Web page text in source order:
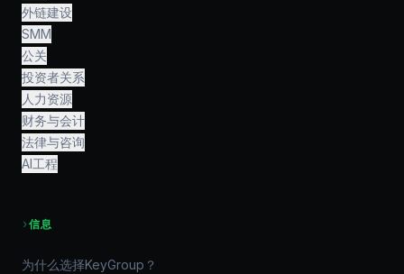
外链建设
SMM
公关
投资者关系
人力资源
财务与会计
法律与咨询
AI工程
›信息
为什么选择KeyGroup？